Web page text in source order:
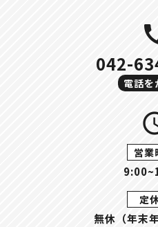
042-
電話を
営業
定
無休（年末